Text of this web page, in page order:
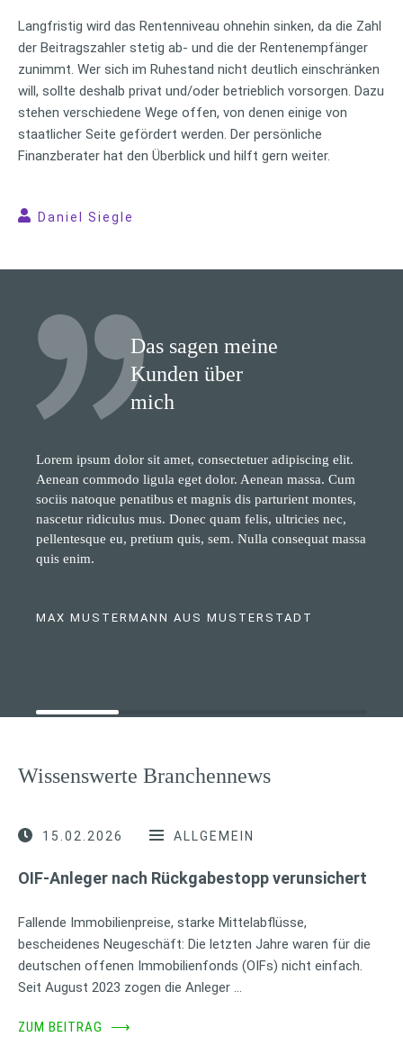
Langfristig wird das Rentenniveau ohnehin sinken, da die Zahl
der Beitragszahler stetig ab- und die der Rentenempfänger
zunimmt. Wer sich im Ruhestand nicht deutlich einschränken
will, sollte deshalb privat und/oder betrieblich vorsorgen. Dazu
stehen verschiedene Wege offen, von denen einige von
staatlicher Seite gefördert werden. Der persönliche
Finanzberater hat den Überblick und hilft gern weiter.
Daniel Siegle
Das sagen meine
Kunden über
mich
Lorem ipsum dolor sit amet, consectetuer adipiscing elit.
Aenean commodo ligula eget dolor. Aenean massa. Cum
sociis natoque penatibus et magnis dis parturient montes,
nascetur ridiculus mus. Donec quam felis, ultricies nec,
pellentesque eu, pretium quis, sem. Nulla consequat massa
quis enim.
MAX MUSTERMANN AUS MUSTERSTADT
Wissenswerte Branchennews
15.02.2026 ALLGEMEIN
OIF-Anleger nach Rückgabestopp verunsichert
Fallende Immobilienpreise, starke Mittelabflüsse,
bescheidenes Neugeschäft: Die letzten Jahre waren für die
deutschen offenen Immobilienfonds (OIFs) nicht einfach.
Seit August 2023 zogen die Anleger …
ZUM BEITRAG ⟶